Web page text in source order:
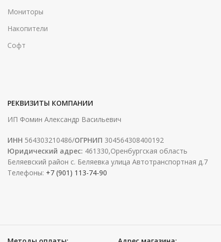
Мониторы
Накопители
Софт
РЕКВИЗИТЫ КОМПАНИИ
ИП Фомин Александр Васильевич
ИНН 564303210486/ОГРНИП 304564308400192
Юридический адрес: 461330,Оренбургская область
Беляевский район с. Беляевка улица Автотранспортная д.7
Телефоны: +7 (901) 113-74-90